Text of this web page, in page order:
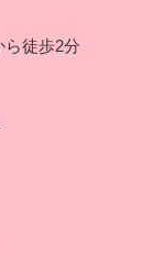
徒歩2分